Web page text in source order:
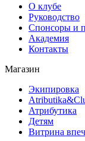
О клубе
Руководство
Спонсоры и
Академия
Контакты
Магазин
Экипировка
Атрибутика
Детям
Витрина